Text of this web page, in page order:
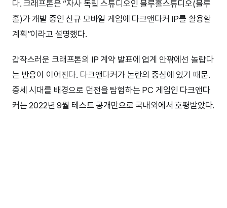
다. 크래프톤은 “자사 독립 스튜디오인 블루홀스튜디오(블루
홀)가 개발 중인 신규 모바일 게임에 다크앤다커 IP를 활용할
계획”이라고 설명했다.
갑작스러운 크래프톤의 IP 계약 발표에 업계 안팎에선 놀랍다
는 반응이 이어진다. 다크앤다커가 논란의 중심에 있기 때문.
중세 시대를 배경으로 던전을 탐험하는 PC 게임인 다크앤다
커는 2022년 9월 테스트 공개만으로 국내외에서 호평받았다.